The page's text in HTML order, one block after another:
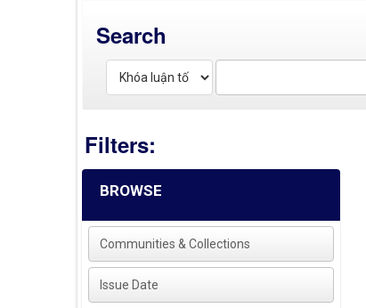
Search
Filters:
BROWSE
Communities & Collections
Issue Date